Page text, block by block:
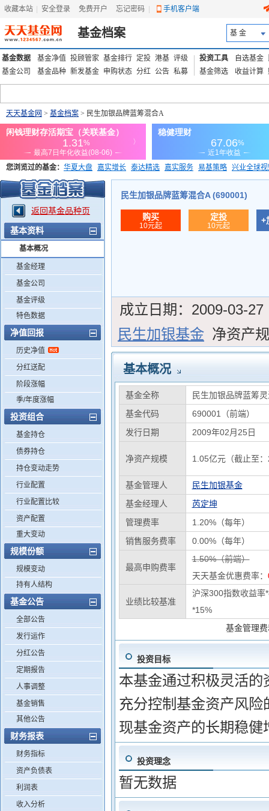
收藏本站 安全登录 免费开户 忘记密码 手机客户端
基金档案 基 金
基金数据 基金净值 投顾管家 基金排行 定投 港基 评级
基金公司
基金品种 新发基金 申购状态 分红 公告 私募
投资工具 自选基金
基金筛选
收益计算
天天基金网 > 基金档案 > 民生加银品牌蓝筹混合A
您浏览过的基金： 华夏大盘 嘉实增长 泰达精选 嘉实服务 易基策略 兴业全球
添富优势 华安宏利 上证180价值ETF
返回基金品种页
基本资料
基本概况
基金经理
基金公司
基金评级
特色数据
净值回报
历史净值
分红送配
阶段涨幅
季/年度涨幅
投资组合
基金持仓
债券持仓
持仓变动走势
行业配置
行业配置比较
资产配置
重大变动
规模份额
规模变动
持有人结构
基金公告
全部公告
发行运作
分红公告
定期报告
人事调整
基金销售
其他公告
财务报表
财务指标
资产负债表
利润表
收入分析
民生加银品牌蓝筹混合A (690001)
购买
10元起
定投
10元起
+
成立日期： 2009-03-27
民生加银基金 净资产
基本概况
基金全称
民生加银品牌蓝筹
基金代码
690001（前端）
发行日期
2009年02月25日
净资产规模 1.05亿元（截止至
基金管理人
民生加银基金
基金经理人
芮定坤
管理费率
1.20%（每年）
销售服务费率
0.00%（每年）
最高申购费率
1.50%（前端）
天天基金优惠费率：
业绩比较基准
沪深300指数收益率
*15%
基金管理
投资目标
本基金通过积极灵活
充分控制基金资产风
现基金资产的长期稳健
投资理念
暂无数据